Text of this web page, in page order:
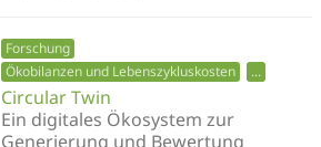
Forschung
Ökobilanzen und Lebenszykluskosten
...
Circular Twin
Ein digitales Ökosystem zur
Generierung und Bewertung